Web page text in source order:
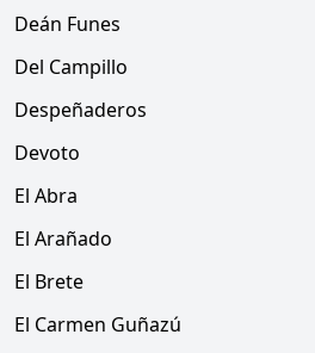
Deán Funes
Del Campillo
Despeñaderos
Devoto
El Abra
El Arañado
El Brete
El Carmen Guñazú